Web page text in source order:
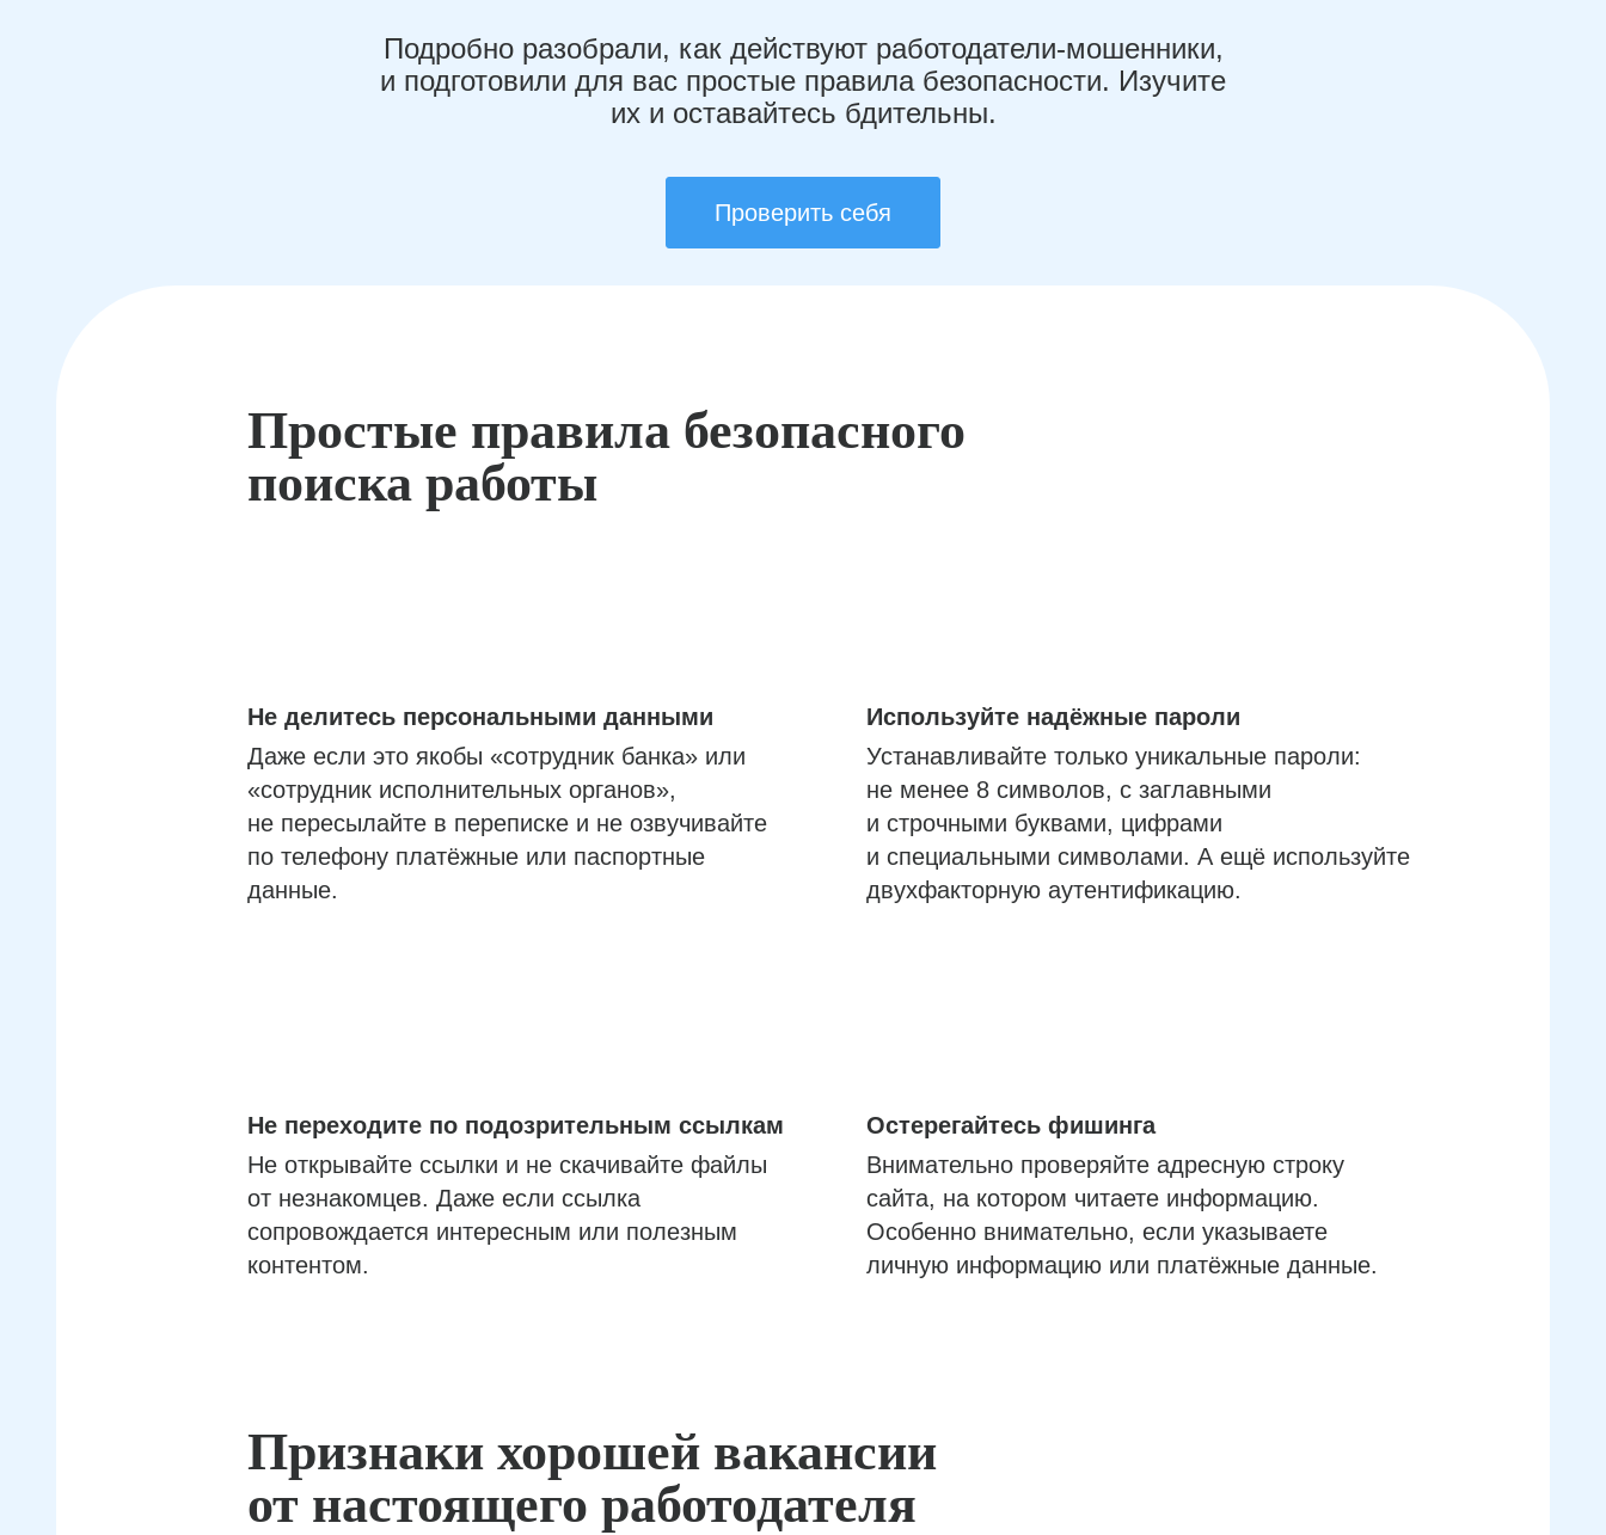
Подробно разобрали, как действуют работодатели-мошенники,
и подготовили для вас простые правила безопасности. Изучите
их и оставайтесь бдительны.
Проверить себя
Простые правила безопасного
поиска работы
Не делитесь персональными данными
Даже если это якобы «сотрудник банка» или
«сотрудник исполнительных органов»,
не пересылайте в переписке и не озвучивайте
по телефону платёжные или паспортные
данные.
Используйте надёжные пароли
Устанавливайте только уникальные пароли:
не менее 8 символов, с заглавными
и строчными буквами, цифрами
и специальными символами. А ещё используйте
двухфакторную аутентификацию.
Не переходите по подозрительным ссылкам
Не открывайте ссылки и не скачивайте файлы
от незнакомцев. Даже если ссылка
сопровождается интересным или полезным
контентом.
Остерегайтесь фишинга
Внимательно проверяйте адресную строку
сайта, на котором читаете информацию.
Особенно внимательно, если указываете
личную информацию или платёжные данные.
Признаки хорошей вакансии
от настоящего работодателя